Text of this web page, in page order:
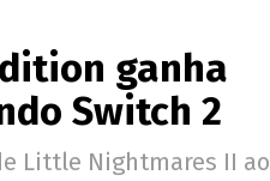
ganha
Switch 2
Little Nightmares II ao